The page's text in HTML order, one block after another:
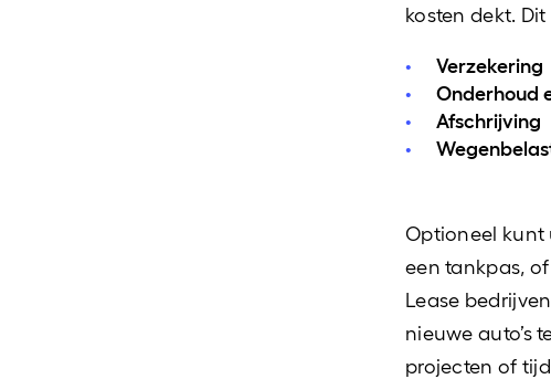
kosten dekt.
Verzekering
Onderhoud
Afschrijving
Optioneel kunt
een tankpas,
Lease
nieuwe auto’s
projecten of